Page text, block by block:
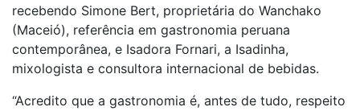
recebendo Simone Bert, proprietária do Wanchako
(Maceió), referência em gastronomia peruana
contemporânea, e Isadora Fornari, a Isadinha,
mixologista e consultora internacional de bebidas.
“Acredito que a gastronomia é, antes de tudo, respeito